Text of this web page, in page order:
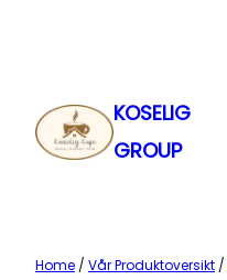
KOSELIG
GROUP
Home / Vår Produktoversikt /